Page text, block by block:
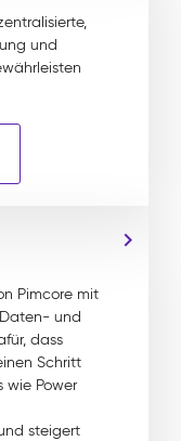
und
Pimcore mit
und
dass
Schritt
wie Power
steigert